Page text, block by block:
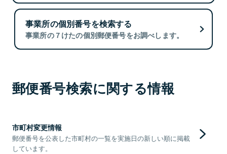
事業所の個別番号を検索する
事業所の７けたの個別郵便番号をお調べします。
郵便番号検索に関する情報
市町村変更情報
郵便番号を公表した市町村の一覧を実施日の新しい順に掲載
しています。